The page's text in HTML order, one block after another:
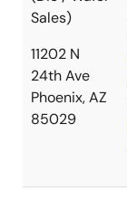
Sales)
11202 N
24th Ave
Phoenix, AZ
85029